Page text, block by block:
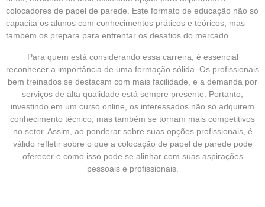
colocadores de papel de parede. Este formato de educação não só
capacita os alunos com conhecimentos práticos e teóricos, mas
também os prepara para enfrentar os desafios do mercado.
Para quem está considerando essa carreira, é essencial
reconhecer a importância de uma formação sólida. Os profissionais
bem treinados se destacam com mais facilidade, e a demanda por
serviços de alta qualidade está sempre presente. Portanto,
investindo em um curso online, os interessados não só adquirem
conhecimento técnico, mas também se tornam mais competitivos
no setor. Assim, ao ponderar sobre suas opções profissionais, é
válido refletir sobre o que a colocação de papel de parede pode
oferecer e como isso pode se alinhar com suas aspirações
pessoais e profissionais.